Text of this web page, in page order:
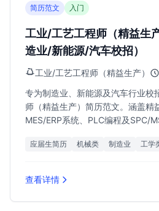
简历范文 入门
工业/工艺工程师（精益生
造业/新能源/汽车校招）
工业/工艺工程师（精益生产）
专为制造业、新能源及汽车行业校
师（精益生产）简历范文。涵盖精
MES/ERP系统、PLC编程及SPC/
应届生简历 机械类 制造业 工学
查看详情